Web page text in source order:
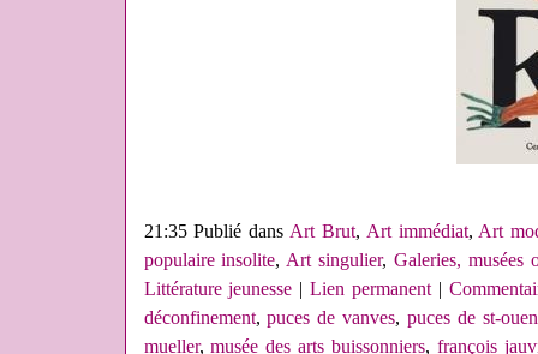
21:35 Publié dansArt Brut, Art immédiat,Art
populaire insolite,Art singulier, Galeries, musées
Littérature jeunesse |Lien permanent|
déconfinement,puces de vanves, puces de st-ouen
mueller,musée des arts buissonniers, françois